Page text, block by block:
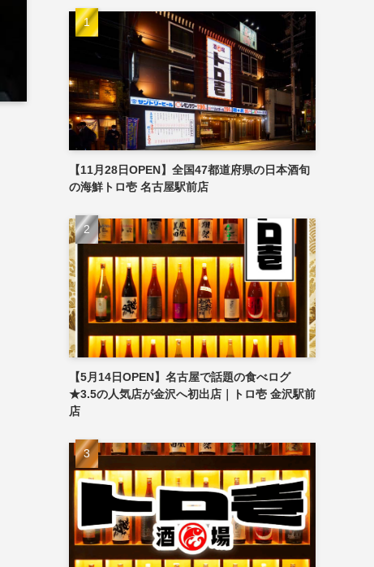
【11月28日OPEN】全国47都道府県の日本酒旬
の海鮮トロ壱 名古屋駅前店
【5月14日OPEN】名古屋で話題の食べログ
★3.5の人気店が金沢へ初出店｜トロ壱 金沢駅前
店